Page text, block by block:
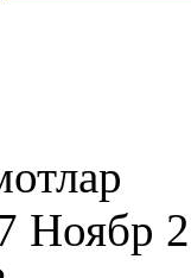
Ноябр